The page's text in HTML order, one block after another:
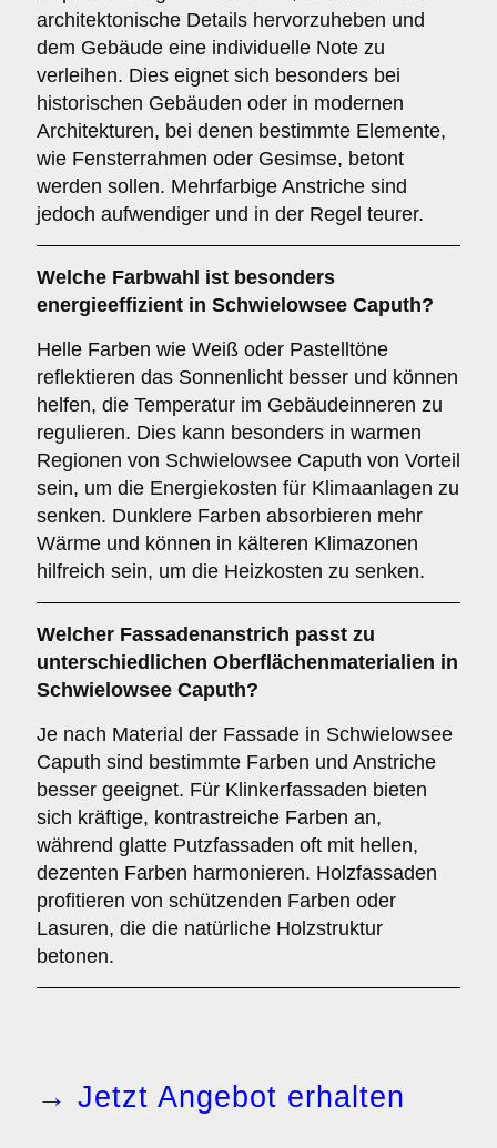
architektonische Details hervorzuheben und
dem Gebäude eine individuelle Note zu
verleihen. Dies eignet sich besonders bei
historischen Gebäuden oder in modernen
Architekturen, bei denen bestimmte Elemente,
wie Fensterrahmen oder Gesimse, betont
werden sollen. Mehrfarbige Anstriche sind
jedoch aufwendiger und in der Regel teurer.
Welche Farbwahl ist besonders
energieeffizient in Schwielowsee Caputh?
Helle Farben wie Weiß oder Pastelltöne
reflektieren das Sonnenlicht besser und können
helfen, die Temperatur im Gebäudeinneren zu
regulieren. Dies kann besonders in warmen
Regionen von Schwielowsee Caputh von Vorteil
sein, um die Energiekosten für Klimaanlagen zu
senken. Dunklere Farben absorbieren mehr
Wärme und können in kälteren Klimazonen
hilfreich sein, um die Heizkosten zu senken.
Welcher Fassadenanstrich passt zu
unterschiedlichen Oberflächenmaterialien in
Schwielowsee Caputh?
Je nach Material der Fassade in Schwielowsee
Caputh sind bestimmte Farben und Anstriche
besser geeignet. Für Klinkerfassaden bieten
sich kräftige, kontrastreiche Farben an,
während glatte Putzfassaden oft mit hellen,
dezenten Farben harmonieren. Holzfassaden
profitieren von schützenden Farben oder
Lasuren, die die natürliche Holzstruktur
betonen.
→ Jetzt Angebot erhalten